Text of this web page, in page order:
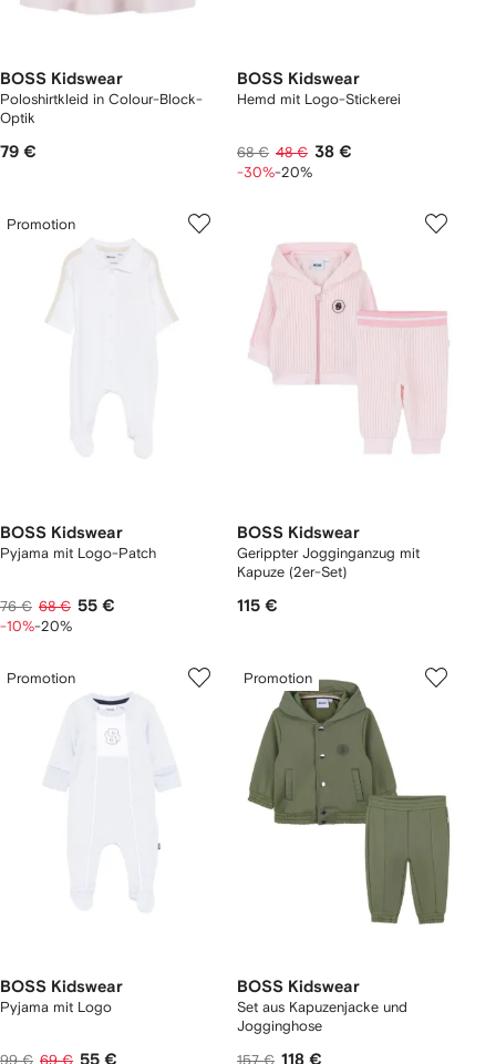
BOSS Kidswear
Poloshirtkleid in Colour-Block-
Optik
79 €
BOSS Kidswear
Hemd mit Logo-Stickerei
68 € 48 € 38 €
-30%-20%
Promotion
BOSS Kidswear
Pyjama mit Logo-Patch
76 € 68 € 55 €
-10%-20%
BOSS Kidswear
Gerippter Jogginganzug mit
Kapuze (2er-Set)
115 €
Promotion
BOSS Kidswear
Pyjama mit Logo
99 € 69 € 55 €
Promotion
BOSS Kidswear
Set aus Kapuzenjacke und
Jogginghose
157 € 118 €